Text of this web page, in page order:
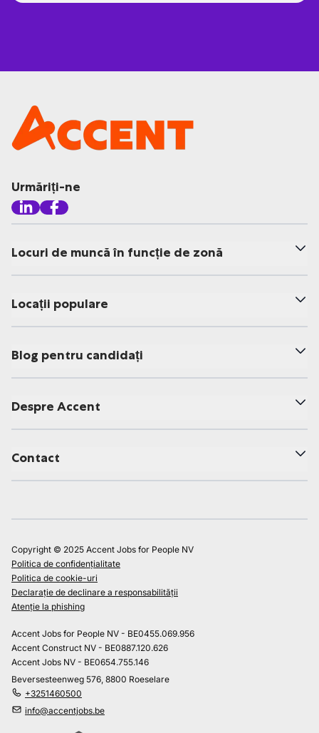
Urmăriți-ne
Locuri de muncă în funcție de zonă
Locații populare
Blog pentru candidați
Despre Accent
Contact
Copyright © 2025 Accent Jobs for People NV
Politica de confidențialitate
Politica de cookie-uri
Declarație de declinare a responsabilității
Atenție la phishing
Accent Jobs for People NV - BE0455.069.956
Accent Construct NV - BE0887.120.626
Accent Jobs NV - BE0654.755.146
Beversesteenweg 576, 8800 Roeselare
+3251460500
info@accentjobs.be